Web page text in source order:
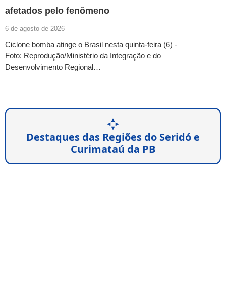
afetados pelo fenômeno
6 de agosto de 2026
Ciclone bomba atinge o Brasil nesta quinta-feira (6) -
Foto: Reprodução/Ministério da Integração e do
Desenvolvimento Regional…
Destaques das Regiões do Seridó e
Curimataú da PB